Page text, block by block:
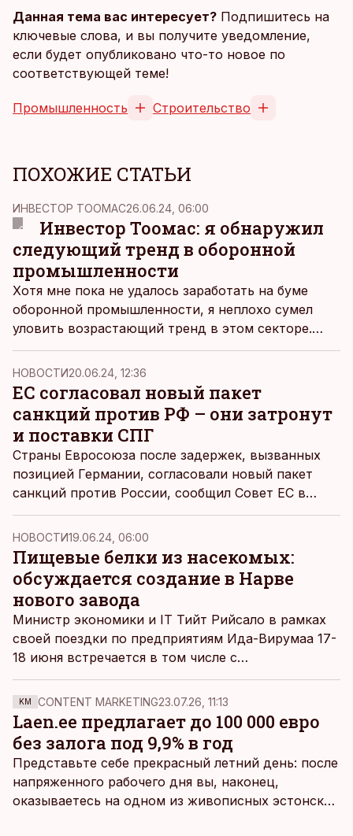
Данная тема вас интересует? Подпишитесь на
ключевые слова, и вы получите уведомление,
если будет опубликовано что-то новое по
соответствующей теме!
Промышленность Строительство
ПОХОЖИЕ СТАТЬИ
ИНВЕСТОР ТООМАС26.06.24, 06:00
Инвестор Тоомас: я обнаружил
следующий тренд в оборонной
промышленности
Хотя мне пока не удалось заработать на буме
оборонной промышленности, я неплохо сумел
уловить возрастающий тренд в этом секторе.
Теперь у меня появилась и инвестиционная идея:
производители истребителей.
НОВОСТИ20.06.24, 12:36
ЕС согласовал новый пакет
санкций против РФ – они затронут
и поставки СПГ
Страны Евросоюза после задержек, вызванных
позицией Германии, согласовали новый пакет
санкций против России, сообщил Совет ЕС в
четверг, 20 июня, в Брюсселе.
НОВОСТИ19.06.24, 06:00
Пищевые белки из насекомых:
обсуждается создание в Нарве
нового завода
Министр экономики и IT Тийт Рийсало в рамках
своей поездки по предприятиям Ида-Вирумаа 17-
18 июня встречается в том числе с
представителями компании BugBox, которая
планирует открыть в Нарве производство
животного белка из насекомых, сообщило в
своем пресс-релизе Министерство экономики и
коммуникаций.
KM CONTENT MARKETING23.07.26, 11:13
Laen.ee предлагает до 100 000 евро
без залога под 9,9% в год
Представьте себе прекрасный летний день: после
напряженного рабочего дня вы, наконец,
оказываетесь на одном из живописных эстонских